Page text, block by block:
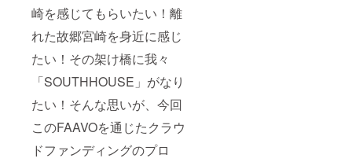
崎を感じてもらいたい！離
れた故郷宮崎を身近に感じ
たい！その架け橋に我々
「SOUTHHOUSE」がなり
たい！そんな思いが、今回
このFAAVOを通じたクラウ
ドファンディングのプロ